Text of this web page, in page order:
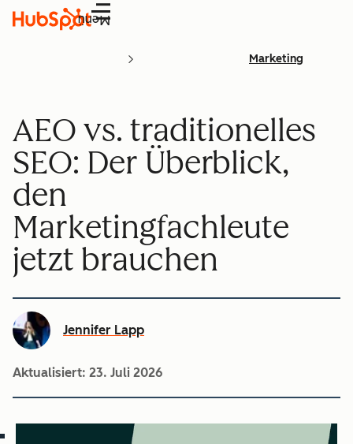
Menü
Marketing
AEO vs. traditionelles
SEO: Der Überblick,
den
Marketingfachleute
jetzt brauchen
Jennifer Lapp
Aktualisiert: 23. Juli 2026